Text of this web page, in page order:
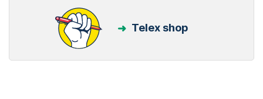
Telex shop